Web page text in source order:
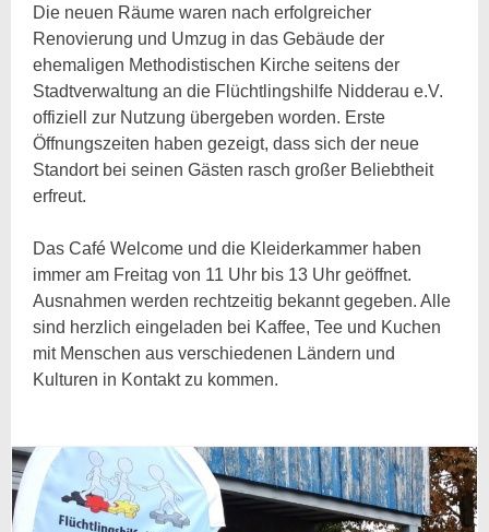
Die neuen Räume waren nach erfolgreicher
Renovierung und Umzug in das Gebäude der
ehemaligen Methodistischen Kirche seitens der
Stadtverwaltung an die Flüchtlingshilfe Nidderau e.V.
offiziell zur Nutzung übergeben worden. Erste
Öffnungszeiten haben gezeigt, dass sich der neue
Standort bei seinen Gästen rasch großer Beliebtheit
erfreut.
Das Café Welcome und die Kleiderkammer haben
immer am Freitag von 11 Uhr bis 13 Uhr geöffnet.
Ausnahmen werden rechtzeitig bekannt gegeben. Alle
sind herzlich eingeladen bei Kaffee, Tee und Kuchen
mit Menschen aus verschiedenen Ländern und
Kulturen in Kontakt zu kommen.